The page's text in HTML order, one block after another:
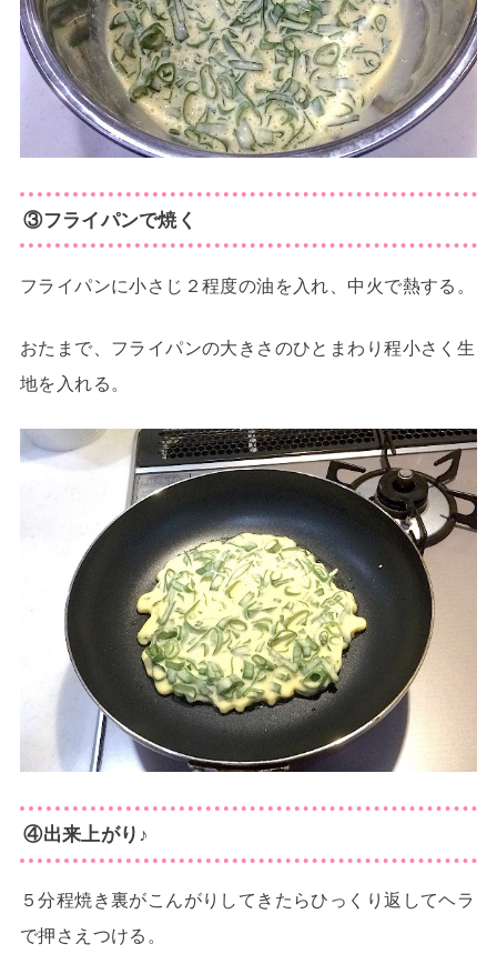
③フライパンで焼く
フライパンに小さじ２程度の油を入れ、中火で熱する。
おたまで、フライパンの大きさのひとまわり程小さく生
地を入れる。
④出来上がり♪
５分程焼き裏がこんがりしてきたらひっくり返してヘラ
で押さえつける。